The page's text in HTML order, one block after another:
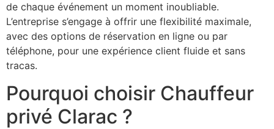
de chaque événement un moment inoubliable.
L’entreprise s’engage à offrir une flexibilité maximale,
avec des options de réservation en ligne ou par
téléphone, pour une expérience client fluide et sans
tracas.
Pourquoi choisir Chauffeur
privé Clarac ?